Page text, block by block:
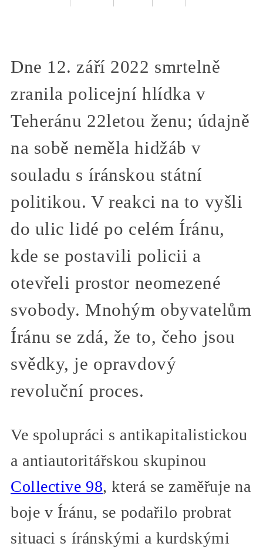
Dne 12. září 2022 smrtelně
zranila policejní hlídka v
Teheránu 22letou ženu; údajně
na sobě neměla hidžáb v
souladu s íránskou státní
politikou. V reakci na to vyšli
do ulic lidé po celém Íránu,
kde se postavili policii a
otevřeli prostor neomezené
svobody. Mnohým obyvatelům
Íránu se zdá, že to, čeho jsou
svědky, je opravdový
revoluční proces.
Ve spolupráci s antikapitalistickou
a antiautoritářskou skupinou
Collective 98, která se zaměřuje na
boje v Íránu, se podařilo probrat
situaci s íránskými a kurdskými